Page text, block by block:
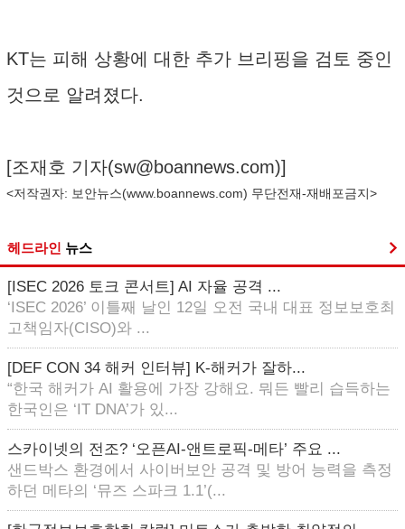
KT는 피해 상황에 대한 추가 브리핑을 검토 중인
것으로 알려졌다.
[조재호 기자(sw@boannews.com)]
<저작권자: 보안뉴스(www.boannews.com) 무단전재-재배포금지>
헤드라인 뉴스
[ISEC 2026 토크 콘서트] AI 자율 공격 ...
‘ISEC 2026’ 이틀째 날인 12일 오전 국내 대표 정보보호최
고책임자(CISO)와 ...
[DEF CON 34 해커 인터뷰] K-해커가 잘하...
“한국 해커가 AI 활용에 가장 강해요. 뭐든 빨리 습득하는
한국인은 ‘IT DNA’가 있...
스카이넷의 전조? ‘오픈AI-앤트로픽-메타’ 주요 ...
샌드박스 환경에서 사이버보안 공격 및 방어 능력을 측정
하던 메타의 ‘뮤즈 스파크 1.1’(...